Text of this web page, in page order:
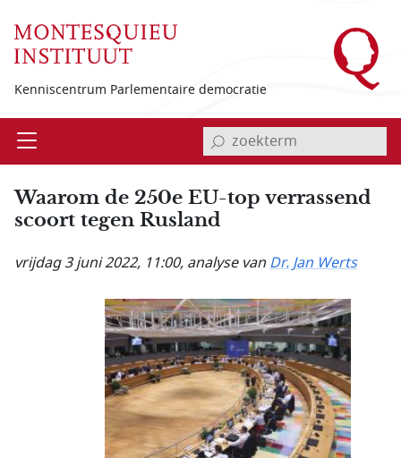
Kenniscentrum Parlementaire democratie
Open invoerveld zoekterm
Waarom de 250e EU-top verrassend
scoort tegen Rusland
vrijdag 3 juni 2022, 11:00, analyse vanDr. Jan Werts